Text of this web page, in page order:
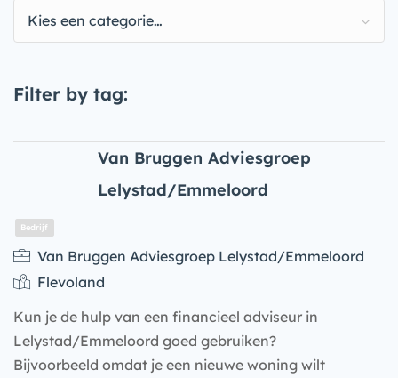
Kies een categorie…
Filter by tag:
Van Bruggen Adviesgroep
Lelystad/Emmeloord
Van Bruggen Adviesgroep Lelystad/Emmeloord
Flevoland
Kun je de hulp van een financieel adviseur in
Lelystad/Emmeloord goed gebruiken?
Bijvoorbeeld omdat je een nieuwe woning wilt